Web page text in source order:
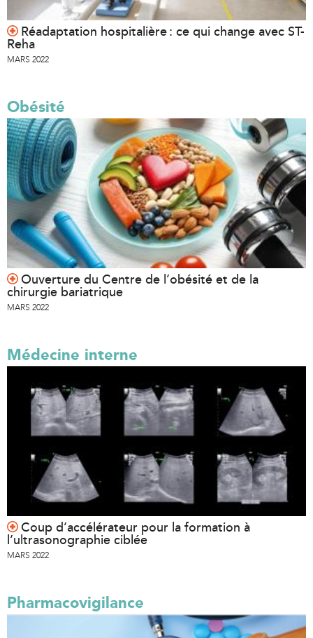
Réadaptation hospitalière : ce qui change avec ST-
Reha
MARS 2022
Obésité
Ouverture du Centre de l’obésité et de la
chirurgie bariatrique
MARS 2022
Médecine interne
Coup d’accélérateur pour la formation à
l’ultrasonographie ciblée
MARS 2022
Pharmacovigilance